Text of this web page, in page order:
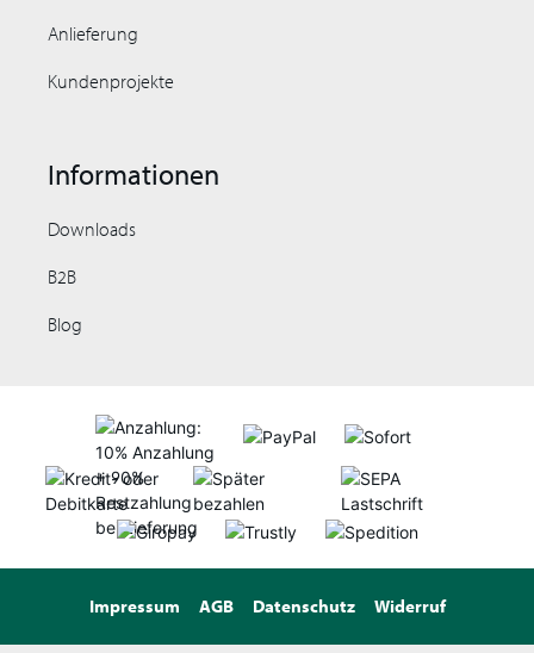
Anlieferung
Kundenprojekte
Informationen
Downloads
B2B
Blog
Impressum AGB Datenschutz Widerruf